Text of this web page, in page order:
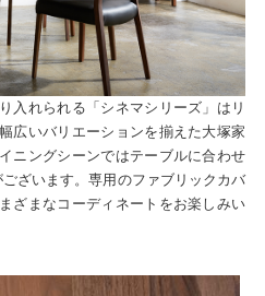
入れられる「シネマシリーズ」はリ
広いバリエーションを揃えた大塚家
ニングシーンではテーブルに合わせ
ざいます。専用のファブリックカバ
ざまなコーディネートをお楽しみい